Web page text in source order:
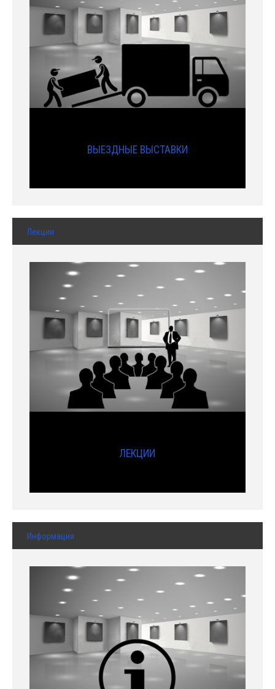
ВЫЕЗДНЫЕ ВЫСТАВКИ
Лекции
ЛЕКЦИИ
Информация